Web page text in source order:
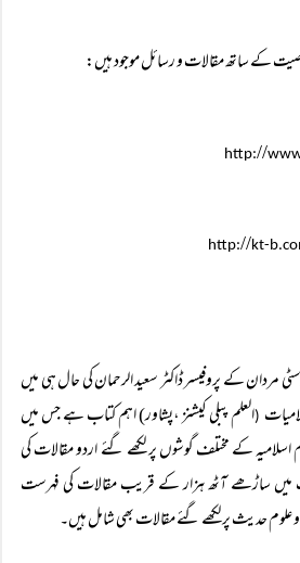
کے ساتھ مقالات و رسائل موجود ہیں:
http://
http://kt-
مردان کے پروفیسر ڈاکٹر سعید الرحمان کی حال ہی میں
(العلم پبلی کیشنز ،پشاور) اہم کتاب ہے جس میں
کے مختلف گوشوں پر لکھے گئے اردو مقالات کی
ساڑھے آٹھ ہزار کے قریب مقالات کی فہرست
حدیث پر لکھے گئے مقالات بھی شامل ہیں۔